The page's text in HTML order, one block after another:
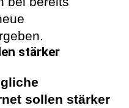
stärker
sollen stärker